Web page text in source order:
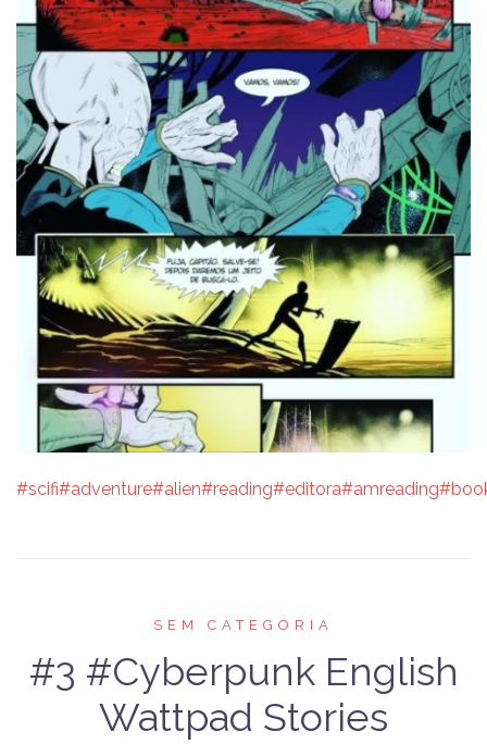
#scifi#adventure#alien#reading#editora#amreading
SEM CATEGORIA
#3 #Cyberpunk English
Wattpad Stories